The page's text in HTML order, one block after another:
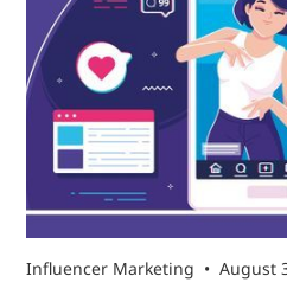
Influencer Marketing • August